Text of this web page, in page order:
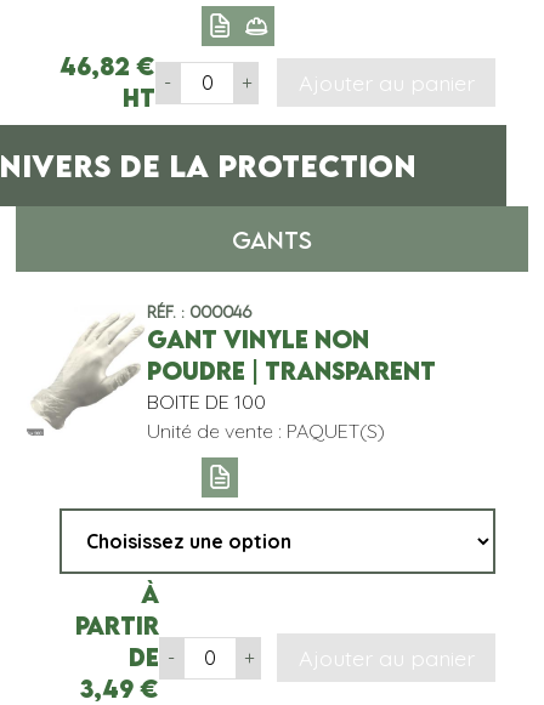
46,82€
HT
- + Ajouter au panier
DE LA PROTECTION
GANTS
Réf. : 000046
GANT VINYLE NON
POUDRE | TRANSPARENT
BOITE DE 100
Unité de vente : PAQUET(S)
À
partir
de
3,49 €
- + Ajouter au panier